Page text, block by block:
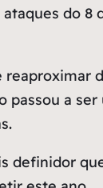
do
passou a
definidor